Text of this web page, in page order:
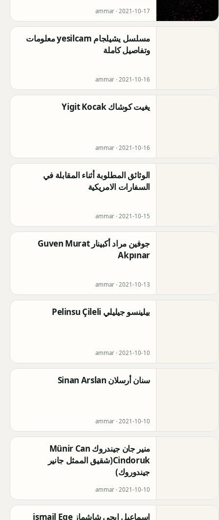
ammar · 2021-10-17
مسلسل يشيلجام yesilcam معلومات
وتفاصيل كاملة
ammar · 2021-10-16
يغيت كوشاك Yigit Kocak
ammar · 2021-10-16
الوثائق المطلوبة أثناء المقابلة في
السفارات الامريكية
ammar · 2021-10-15
جوفين مراد أكبينار Guven Murat
Akpınar
ammar · 2021-10-13
بيلينسو جيليلي Pelinsu Çileli
ammar · 2021-10-10
سنان أرسلان Sinan Arslan
ammar · 2021-10-10
منير جان جيندروك Münir Can
Cindoruk(شقيق الممثل جانير
جيندوروك)
ammar · 2021-10-10
اسماعيل ايجي شاشماز ismail Ege